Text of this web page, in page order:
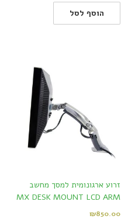
הוסף לסל
זרוע ארגונומית למסך מחשב
MX DESK MOUNT LCD ARM
₪850.00